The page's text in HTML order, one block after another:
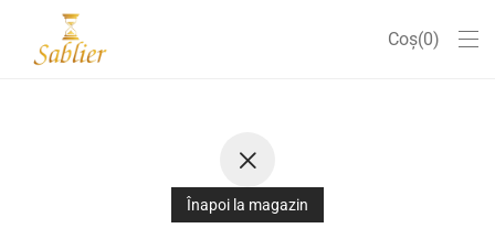
Coș 0
Înapoi la magazin